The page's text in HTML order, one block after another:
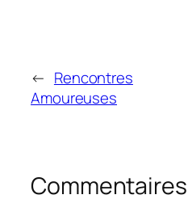
← Rencontres
Amoureuses
Commentaires